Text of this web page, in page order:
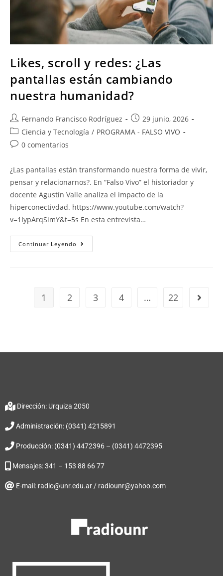
Likes, scroll y redes: ¿Las
pantallas están cambiando
nuestra humanidad?
Fernando Francisco Rodríguez
29 junio, 2026
Ciencia y Tecnología / PROGRAMA - FALSO VIVO
0 comentarios
¿Las pantallas están transformando nuestra forma de vivir,
pensar y relacionarnos?. En “Falso Vivo” el historiador y
docente Agustín Valle analiza el impacto de la
hiperconectivdad. https://www.youtube.com/watch?
v=1IypArqSimY&t=5s En esta entrevista…
Continuar Leyendo
1 2 3 4 … 22
Dirección: Urquiza 2050
Administración: (0341) 4215891
Producción: (0341) 4472396 – (0341) 4472395
Mensajes: 341 – 153 88 66 77
E-mail: radio@unr.edu.ar / radiounr@yahoo.com